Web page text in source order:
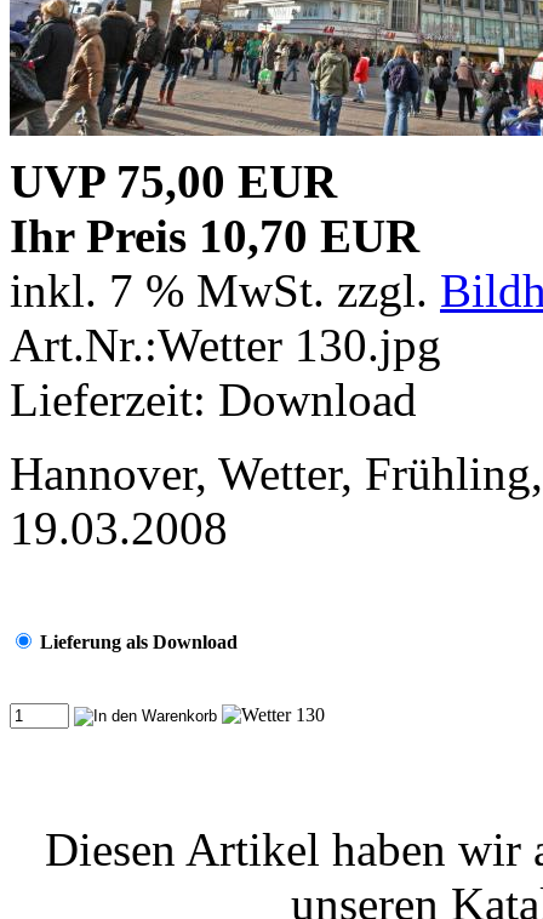
UVP 75,00 EUR
Ihr Preis 10,70 EUR
inkl. 7 % MwSt. zzgl.
Art.Nr.:Wetter 130.jpg
Lieferzeit: Download
Hannover, Wetter,
19.03.2008
Lieferung als Download
Diesen Artikel haben
unseren